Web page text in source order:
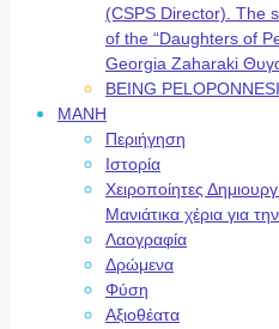
(CSPS Director). The
of the “Daughters of
Georgia Zaharaki
BEING
ΜΑΝΗ
Περιήγηση
Ιστορία
Χειροποίητες
Μανιάτικα χέρια για
Λαογραφία
Δρώμενα
Φύση
Αξιοθέατα